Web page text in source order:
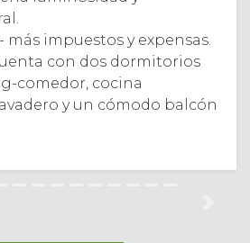
más impuestos y expensas.
con dos dormitorios
comedor, cocina
y un cómodo balcón